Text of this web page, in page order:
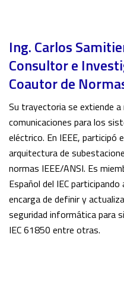
Ing. Carlos
Consultor e
Coautor de
Su trayectoria se extiende
comunicaciones para los
eléctrico. En IEEE, participó
arquitectura de
normas IEEE/ANSI. Es
Español del IEC
encarga de definir y
seguridad informática para
IEC 61850 entre otras.